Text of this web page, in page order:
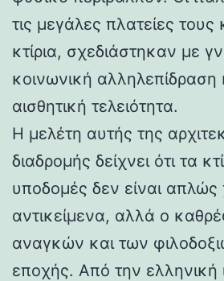
τις μεγάλες πλατείες τους
κτίρια, σχεδιάστηκαν με
κοινωνική αλληλεπίδραση
αισθητική τελειότητα.
Η μελέτη αυτής της
διαδρομής δείχνει ότι τα
υποδομές δεν είναι απλώς
αντικείμενα, αλλά ο
αναγκών και των
εποχής. Από την ελληνική